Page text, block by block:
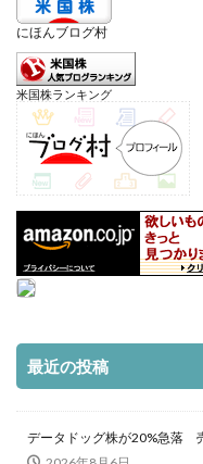
にほんブログ村
米国株ランキング
最近の投稿
データドッグ株が20%急落